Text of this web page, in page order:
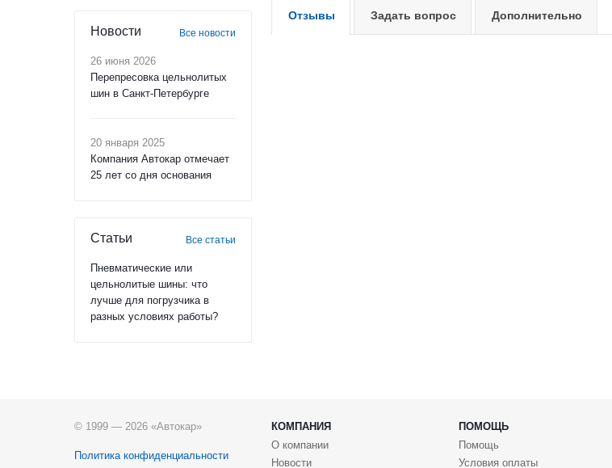
Новости Все новости
26 июня 2026
Перепресовка цельнолитых
шин в Санкт-Петербурге
20 января 2025
Компания Автокар отмечает
25 лет со дня основания
Статьи Все статьи
Пневматические или
цельнолитые шины: что
лучше для погрузчика в
разных условиях работы?
Отзывы Задать вопрос Дополнительно
© 1999 — 2026 «Автокар»
Политика конфиденциальности
КОМПАНИЯ ПОМОЩЬ
О компании
Новости
Помощь
Условия оплаты